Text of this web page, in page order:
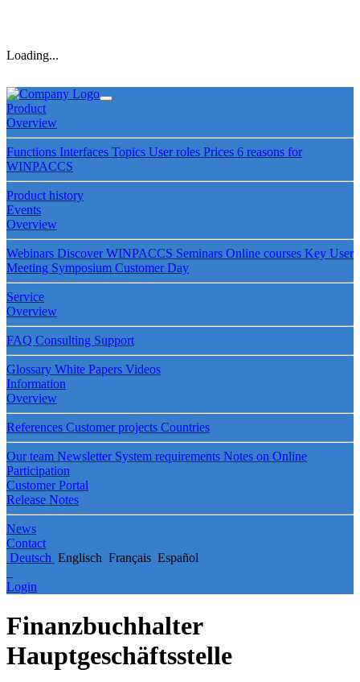
Loading...
Product
Overview
Functions Interfaces Topics User roles Prices 6 reasons for
WINPACCS
Product history
Events
Overview
Webinars Discover WINPACCS Seminars Online courses Key User
Meeting Symposium Customer Day
Service
Overview
FAQ Consulting Support
Glossary White Papers Videos
Information
Overview
References Customer projects Countries
Our team Newsletter System requirements Notes on Online
Participation
Customer Portal
Release Notes
News
Contact
Deutsch Englisch Français Español
Login
Finanzbuchhalter
Hauptgeschäftsstelle